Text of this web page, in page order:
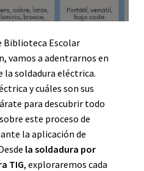
Biblioteca Escolar
vamos a adentrarnos en
la soldadura eléctrica.
y cuáles son sus
para descubrir todo
este proceso de
la aplicación de
la soldadura por
TIG, exploraremos cada